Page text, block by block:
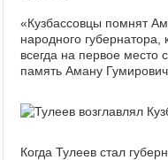
«Кузбассовцы помнят
народного губернатора,
всегда на первое место
память Аману
Когда Тулеев стал